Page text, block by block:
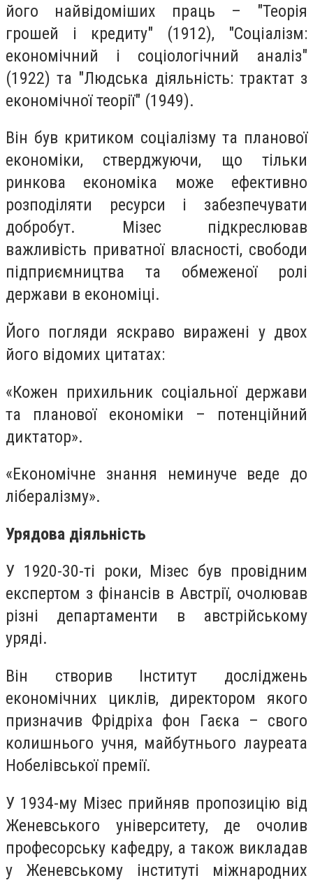
його найвідоміших праць – "Теорія
грошей і кредиту" (1912), "Соціалізм:
економічний і соціологічний аналіз"
(1922) та "Людська діяльність: трактат з
економічної теорії" (1949).
Він був критиком соціалізму та планової
економіки, стверджуючи, що тільки
ринкова економіка може ефективно
розподіляти ресурси і забезпечувати
добробут. Мізес підкреслював
важливість приватної власності, свободи
підприємництва та обмеженої ролі
держави в економіці.
Його погляди яскраво виражені у двох
його відомих цитатах:
«Кожен прихильник соціальної держави
та планової економіки – потенційний
диктатор».
«Економічне знання неминуче веде до
лібералізму».
Урядова діяльність
У 1920-30-ті роки, Мізес був провідним
експертом з фінансів в Австрії, очолював
різні департаменти в австрійському
уряді.
Він створив Інститут досліджень
економічних циклів, директором якого
призначив Фрідріха фон Гаєка – свого
колишнього учня, майбутнього лауреата
Нобелівської премії.
У 1934-му Мізес прийняв пропозицію від
Женевського університету, де очолив
професорську кафедру, а також викладав
у Женевському інституті міжнародних